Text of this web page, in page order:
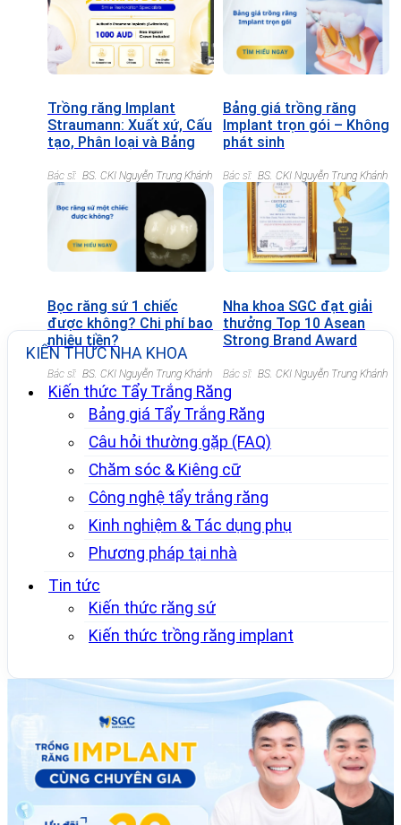
Trồng răng Implant
Straumann: Xuất xứ, Cấu
tạo, Phân loại và Bảng
Bác sĩ: BS. CKI Nguyễn Trung Khánh
Bảng giá trồng răng
Implant trọn gói – Không
phát sinh
Bác sĩ: BS. CKI Nguyễn Trung Khánh
Bọc răng sứ 1 chiếc
được không? Chi phí bao
nhiêu tiền?
Bác sĩ: BS. CKI Nguyễn Trung Khánh
Nha khoa SGC đạt giải
thưởng Top 10 Asean
Strong Brand Award
Bác sĩ: BS. CKI Nguyễn Trung Khánh
KIẾN THỨC NHA KHOA
Kiến thức Tẩy Trắng Răng
Bảng giá Tẩy Trắng Răng
Câu hỏi thường gặp (FAQ)
Chăm sóc & Kiêng cữ
Công nghệ tẩy trắng răng
Kinh nghiệm & Tác dụng phụ
Phương pháp tại nhà
Tin tức
Kiến thức răng sứ
Kiến thức trồng răng implant